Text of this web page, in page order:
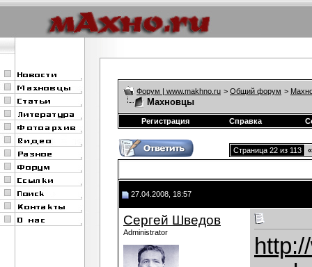
Форум | www.makhno.ru > Общий форум >
Махновцы
Регистрация Справка
Страница 22 из 113 «
27.04.2008, 18:57
Сергей Шведов
Administrator